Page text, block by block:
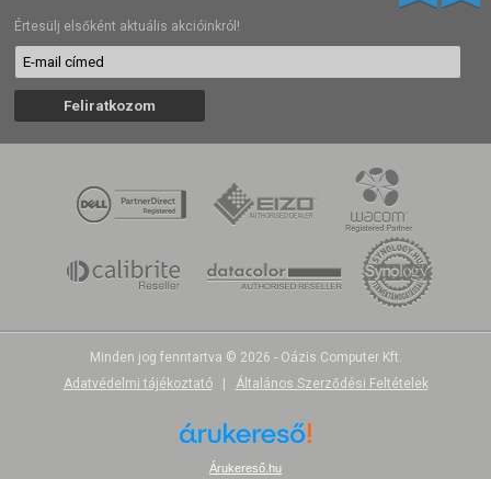
Értesülj elsőként aktuális akcióinkról!
Minden jog fenntartva © 2026 - Oázis Computer Kft.
Adatvédelmi tájékoztató
Általános Szerződési Feltételek
Árukereső.hu